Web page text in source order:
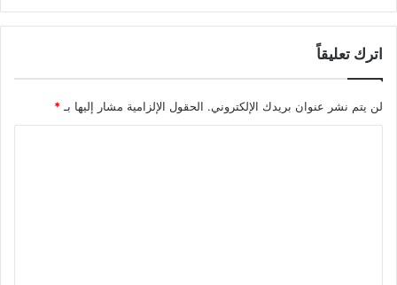
اترك تعليقاً
لن يتم نشر عنوان بريدك الإلكتروني. الحقول الإلزامية مشار إليها بـ*